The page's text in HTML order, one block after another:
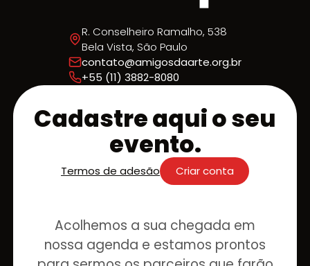
R. Conselheiro Ramalho, 538
Bela Vista, São Paulo
contato@amigosdaarte.org.br
+55 (11) 3882-8080
Cadastre aqui o seu
evento.
Termos de adesão Criar conta
Acolhemos a sua chegada em
nossa agenda e estamos prontos